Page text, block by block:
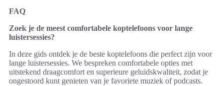
FAQ
Zoek je de meest comfortabele koptelefoons voor lange
luistersessies?
In deze gids ontdek je de beste koptelefoons die perfect zijn voor
lange luistersessies. We bespreken comfortabele opties met
uitstekend draagcomfort en superieure geluidskwaliteit, zodat je
ongestoord kunt genieten van je favoriete muziek of podcasts.